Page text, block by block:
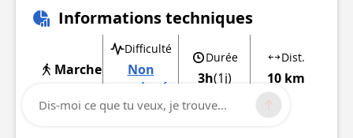
Informations techniques
Marche
Difficulté
Non
renseignée
Durée
3h(1j)
Dist.
10 km
Dis-moi ce que tu veux, je trouve...